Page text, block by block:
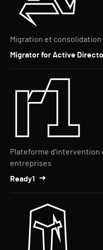
Migration et
Migrator for Active
Plateforme d'intervention
entreprises
Ready1